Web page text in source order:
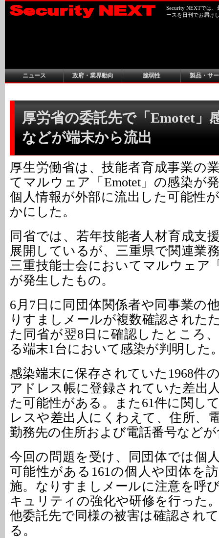
Security NEXTでは
ースを日刊でお届け
ニュース 政府・業界動向 脆弱性 製品・サ
厚労省の委託先で「Emotet」
などが端末から流出
厚生労働省は、技能者育成事業の
てマルウェア「Emotet」の感染が
個人情報が外部に流出した可能性
かにした。
同省では、若年技能者人材育成支
展開しているが、三重県で関連業
三重技能士会においてマルウェア
が発生したもの。
6月7日に同団体関係者や同事業の
りすましメールが複数確認された
た同省が翌8日に確認したところ
る端末1台において感染が判明した
感染端末に保存されていた1968件
アドレス帳に登録されていた差出
た可能性がある。また61件に関し
レスや差出人にくわえて、住所、
勤務先の住所および電話番号など
今回の問題を受け、同団体では個
可能性がある161の個人や団体を
施。なりすましメールに注意を呼
キュリティの強化や研修を行った
他委託先で同様の被害は確認され
る。